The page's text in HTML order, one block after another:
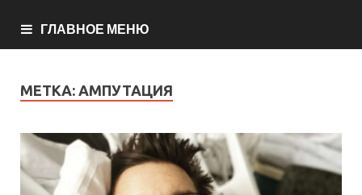
ГЛАВНОЕ МЕНЮ
МЕТКА: АМПУТАЦИЯ